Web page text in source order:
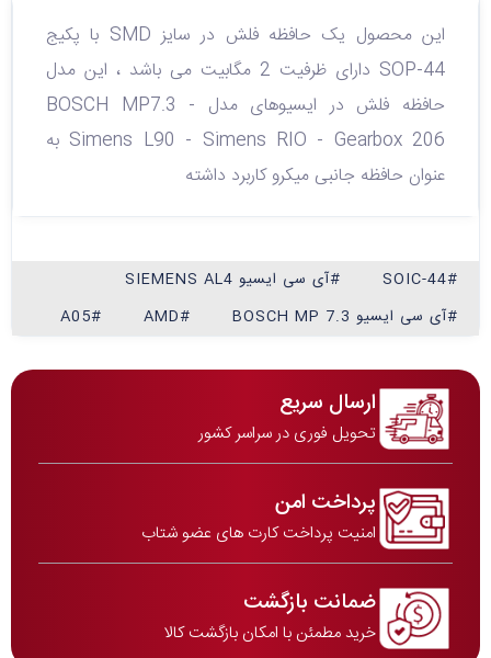
این محصول یک حافظه فلش در سایز SMD با پکیج
SOP-44 دارای ظرفیت 2 مگابیت می باشد ، این مدل
حافظه فلش در ایسیوهای مدل BOSCH MP7.3 -
Simens L90 - Simens RIO - Gearbox 206 به
عنوان حافظه جانبی میکرو کاربرد داشته
#SOIC-44
#آی سی ایسیو SIEMENS AL4
#آی سی ایسیو BOSCH MP 7.3
#AMD
#A05
ارسال سریع
تحویل فوری در سراسر کشور
پرداخت امن
امنیت پرداخت کارت های عضو شتاب
ضمانت بازگشت
خرید مطمئن با امکان بازگشت کالا